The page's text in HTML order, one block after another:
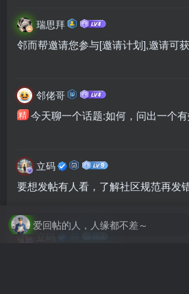
瑞思拜
邻而帮邀请您参与[邀请计划],邀请可
邻佬哥
精 今天聊一个话题:如何，问出一个
立码
要想发帖有人看，了解社区规范再发
爱回帖的人，人缘都不差～